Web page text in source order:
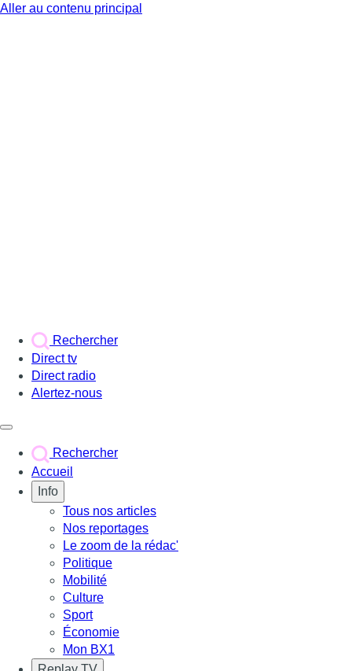
Aller au contenu principal
Rechercher
Direct tv
Direct radio
Alertez-nous
Rechercher
Accueil
Info
Tous nos articles
Nos reportages
Le zoom de la rédac'
Politique
Mobilité
Culture
Sport
Économie
Mon BX1